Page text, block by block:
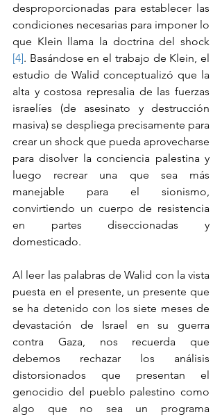
desproporcionadas para establecer las
condiciones necesarias para imponer lo
[4]. Basándose en el trabajo de Klein, el
estudio de Walid conceptualizó que la
alta y costosa represalia de las fuerzas
israelíes (de asesinato y destrucción
masiva) se despliega precisamente para
crear un shock que pueda aprovecharse
para disolver la conciencia palestina y
luego recrear una que sea más
manejable para el sionismo,
convirtiendo un cuerpo de resistencia
en partes diseccionadas y
domesticado.
Al leer las palabras de Walid con la vista
puesta en el presente, un presente que
se ha detenido con los siete meses de
devastación de Israel en su guerra
contra Gaza, nos recuerda que
debemos rechazar los análisis
distorsionados que presentan el
genocidio del pueblo palestino como
algo que no sea un programa